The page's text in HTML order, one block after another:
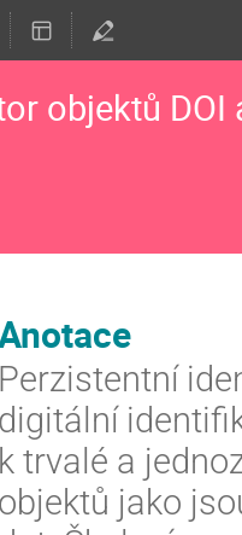
objektů DOI
Perzistentní
digitální
k trvalé a
objektů jako